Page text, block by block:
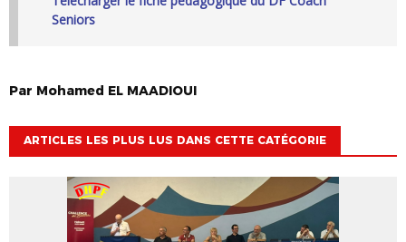
Seniors
Par Mohamed EL MAADIOUI
ARTICLES LES PLUS LUS DANS CETTE CATÉGORIE